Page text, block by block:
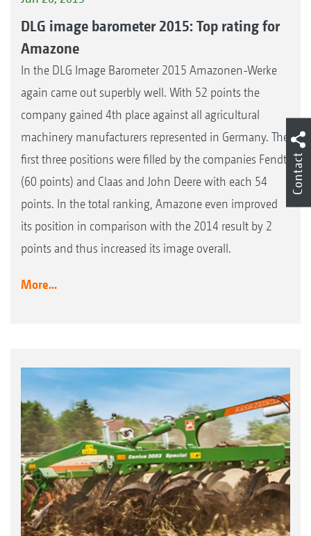
DLG image barometer 2015: Top rating for
Amazone
In the DLG Image Barometer 2015 Amazonen-Werke
again came out superbly well. With 52 points the
company gained 4th place against all agricultural
machinery manufacturers represented in Germany. The
first three positions were filled by the companies Fendt
(60 points) and Claas and John Deere with each 54
points. In the total ranking, Amazone even improved
its position in comparison with the 2014 result by 2
points and thus increased its image overall.
More...
Contact